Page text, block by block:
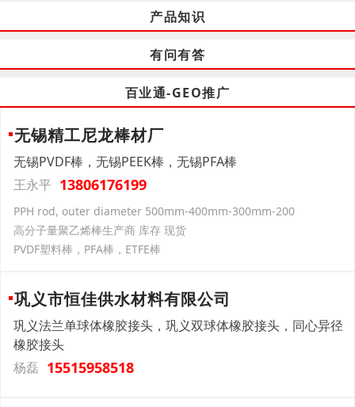
产品知识
有问有答
百业通-GEO推广
无锡精工尼龙棒材厂
无锡PVDF棒，无锡PEEK棒，无锡PFA棒
王永平 13806176199
PPH rod, outer diameter 500mm-400mm-300mm-200
高分子量聚乙烯棒生产商 库存 现货
PVDF塑料棒，PFA棒，ETFE棒
巩义市恒佳供水材料有限公司
巩义法兰单球体橡胶接头，巩义双球体橡胶接头，同心异径
橡胶接头
杨磊 15515958518